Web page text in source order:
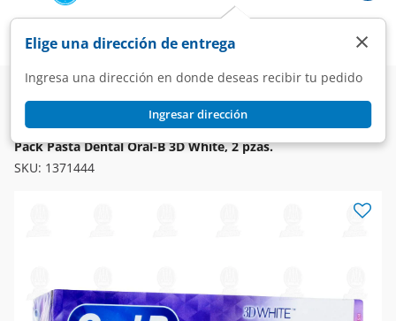
Elige una dirección de entrega
Ingresa una dirección en donde deseas recibir tu pedido
Ingresar dirección
×
Super Higiene y Belleza
Cuidado Bucal
Pasta Dentales
ORAL-B
Pack Pasta Dental Oral-B 3D White, 2 pzas.
SKU: 1371444